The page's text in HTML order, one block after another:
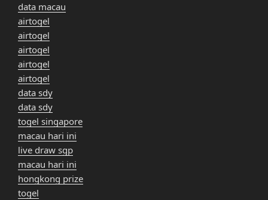
data macau
airtogel
airtogel
airtogel
airtogel
airtogel
data sdy
data sdy
togel singapore
macau hari ini
live draw sgp
macau hari ini
hongkong prize
togel